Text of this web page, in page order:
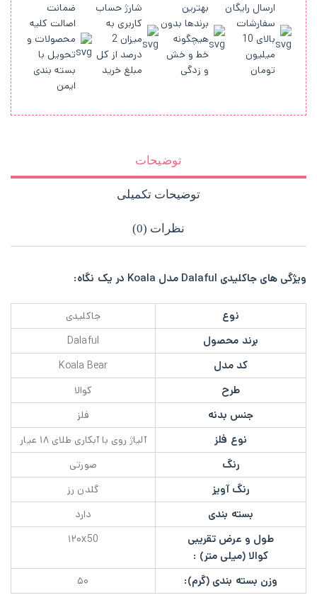
ارسال رایگان
سفارشات
بالای 10
میلیون
تومان
بهترین
برندها بدون
هیچگونه
خط و خش
و زدگی
شارژ حساب
کاربری به
میزان 2
درصد از کل
مبلغ خرید
ضمانت
اصالت کلیه
محصولات و
تحویل با
بسته بندی
ایمن
توضیحات
توضیحات تکمیلی
نظرات (0)
ویژگی های جاکلیدی Dalaful مدل Koala در یک نگاه:
نوع جاکلیدی
برند محصول Dalaful
کد مدل Koala Bear
طرح کوالا
جنس بدنه فلز
نوع فلز آلیاژ روی با آبکاری طلای ۱۸ عیار
رنگ صورتی
رنگ آویز گلدن رز
بسته بندی دارد
طول و عرض تقریبی
کوالا (میلی متر) :
۱۲۰x50
وزن بسته بندی (گرم): ۵۰